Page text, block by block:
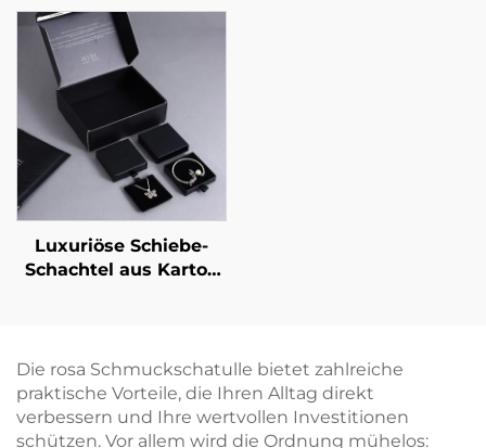
Gravur – tragbar,
multifunktional, für
Ohrringe, Ringe,
Halsketten und Uhren
– Aufrolltasche
Luxuriöse Schiebe-
Schachtel aus Karton
Bandgriff zur
Verpackung von
Halsketten, Ringen,
Ohrringen und
Die rosa Schmuckschatulle bietet zahlreiche
praktische Vorteile, die Ihren Alltag direkt
verbessern und Ihre wertvollen Investitionen
schützen. Vor allem wird die Ordnung mühelos: